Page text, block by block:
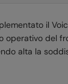
il
operativo del
alta la